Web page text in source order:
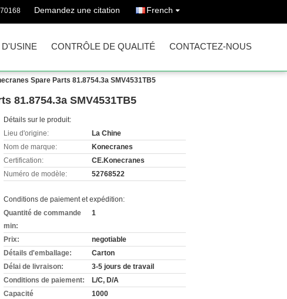
Demandez une citation French
CONTRÔLE DE QUALITÉ CONTACTEZ-NOUS
Spare Parts 81.8754.3a SMV4531TB5
81.8754.3a SMV4531TB5
Détails sur le produit:
Lieu d'origine:
La Chine
Nom de marque:
Konecranes
Certification:
CE.Konecranes
Numéro de modèle:
52768522
Conditions de paiement et expédition:
Quantité de commande
min:
1
Prix:
negotiable
Détails d'emballage:
Carton
Délai de livraison:
3-5 jours de travail
Conditions de paiement:
L/C, D/A
Capacité
1000